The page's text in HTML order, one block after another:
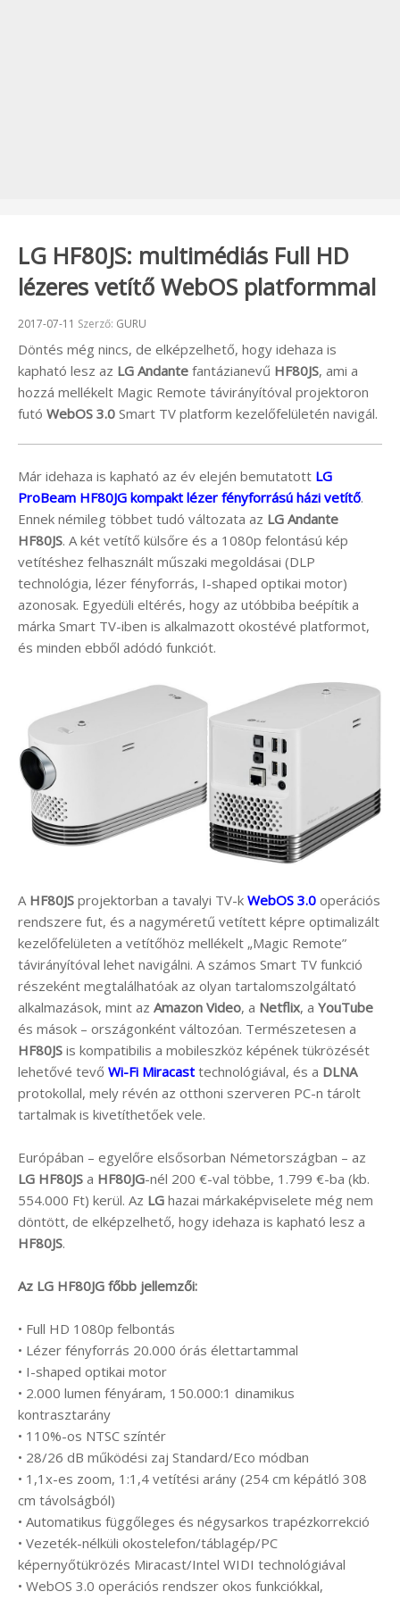
LG HF80JS: multimédiás Full HD
lézeres vetítő WebOS platformmal
Beküldve:
2017-07-11 Szerző: GURU
Döntés még nincs, de elképzelhető, hogy idehaza is
kapható lesz az LG Andante fantázianevű HF80JS, ami a
hozzá mellékelt Magic Remote távirányítóval projektoron
futó WebOS 3.0 Smart TV platform kezelőfelületén navigál.
Már idehaza is kapható az év elején bemutatott LG
ProBeam HF80JG kompakt lézer fényforrású házi vetítő.
Ennek némileg többet tudó változata az LG Andante
HF80JS. A két vetítő külsőre és a 1080p felontású kép
vetítéshez felhasznált műszaki megoldásai (DLP
technológia, lézer fényforrás, I-shaped optikai motor)
azonosak. Egyedüli eltérés, hogy az utóbbiba beépítik a
márka Smart TV-iben is alkalmazott okostévé platformot,
és minden ebből adódó funkciót.
A HF80JS projektorban a tavalyi TV-k WebOS 3.0 operációs
rendszere fut, és a nagyméretű vetített képre optimalizált
kezelőfelületen a vetítőhöz mellékelt „Magic Remote”
távirányítóval lehet navigálni. A számos Smart TV funkció
részeként megtalálhatóak az olyan tartalomszolgáltató
alkalmazások, mint az Amazon Video, a Netflix, a YouTube
és mások – országonként változóan. Természetesen a
HF80JS is kompatibilis a mobileszköz képének tükrözését
lehetővé tevő Wi-Fi Miracast technológiával, és a DLNA
protokollal, mely révén az otthoni szerveren PC-n tárolt
tartalmak is kivetíthetőek vele.
Európában – egyelőre elsősorban Németországban – az
LG HF80JS a HF80JG-nél 200 €-val többe, 1.799 €-ba (kb.
554.000 Ft) kerül. Az LG hazai márkaképviselete még nem
döntött, de elképzelhető, hogy idehaza is kapható lesz a
HF80JS.
Az LG HF80JG főbb jellemzői:
• Full HD 1080p felbontás
• Lézer fényforrás 20.000 órás élettartammal
• I-shaped optikai motor
• 2.000 lumen fényáram, 150.000:1 dinamikus
kontrasztarány
• 110%-os NTSC színtér
• 28/26 dB működési zaj Standard/Eco módban
• 1,1x-es zoom, 1:1,4 vetítési arány (254 cm képátló 308
cm távolságból)
• Automatikus függőleges és négysarkos trapézkorrekció
• Vezeték-nélküli okostelefon/táblagép/PC
képernyőtükrözés Miracast/Intel WIDI technológiával
• WebOS 3.0 operációs rendszer okos funkciókkal,